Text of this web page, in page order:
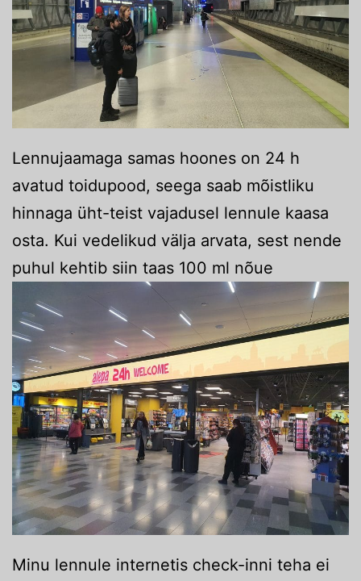
Lennujaamaga samas hoones on 24 h
avatud toidupood, seega saab mõistliku
hinnaga üht-teist vajadusel lennule kaasa
osta. Kui vedelikud välja arvata, sest nende
puhul kehtib siin taas 100 ml nõue
Minu lennule internetis check-inni teha ei